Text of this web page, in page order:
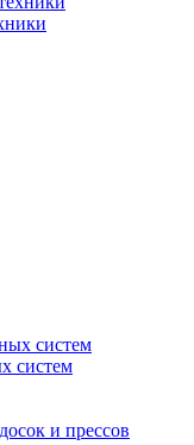
систем